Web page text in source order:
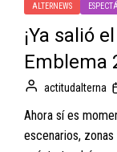
ALTERNEWS
¡Ya salió
Emblema
actitudalterna
Ahora sí es
escenarios,